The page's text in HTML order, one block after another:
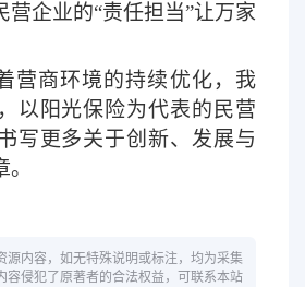
营企业的“责任担当”让万家
营商环境的持续优化，我
以阳光保险为代表的民营
写更多关于创新、发展与
源内容，如无特殊说明或标注，均为采集
容侵犯了原著者的合法权益，可联系本站